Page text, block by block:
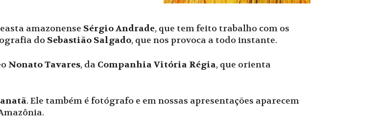
amazonense Sérgio Andrade, que tem feito trabalho com os
do Sebastião Salgado, que nos provoca a todo instante.
Nonato Tavares, da Companhia Vitória Régia, que orienta
. Ele também é fotógrafo e em nossas apresentações aparecem